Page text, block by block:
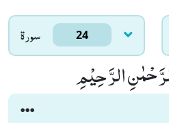
سورۃ 24
الرَّحِیْمِ